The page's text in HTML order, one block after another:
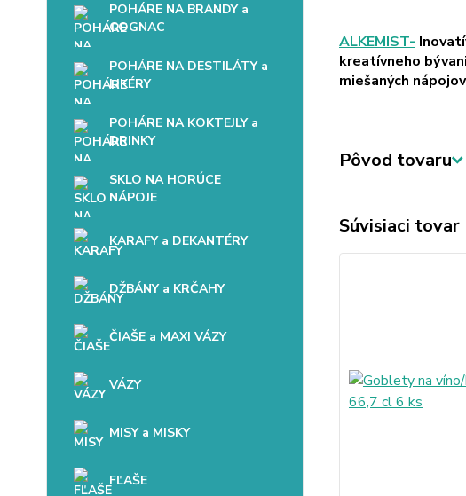
POHÁRE NA BRANDY a
COGNAC
POHÁRE NA DESTILÁTY a
LIKÉRY
POHÁRE NA KOKTEJLY a
DRINKY
SKLO NA HORÚCE
NÁPOJE
KARAFY a DEKANTÉRY
DŽBÁNY a KRČAHY
ČIAŠE a MAXI VÁZY
VÁZY
MISY a MISKY
FĽAŠE
ALKEMIST-
kreatívneho
miešaných
Pôvod tovaru
Súvisiaci tovar